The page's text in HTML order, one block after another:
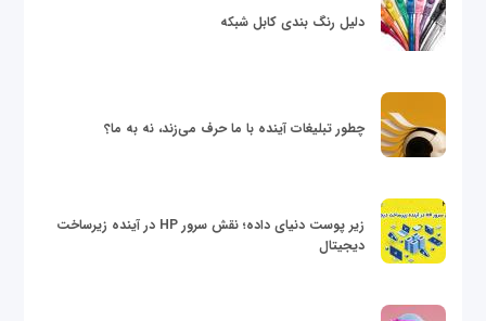
دلیل رنگ بندی کابل شبکه
چطور تبلیغات آینده با ما حرف می‌زند، نه به ما؟
زیر پوست دنیای داده؛ نقش سرور HP در آینده زیرساخت
دیجیتال